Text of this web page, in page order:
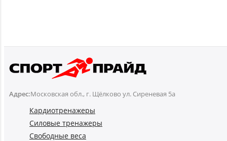
Адрес:Московская обл., г. Щёлково ул. Сиреневая 5а
Кардиотренажеры
Силовые тренажеры
Свободные веса